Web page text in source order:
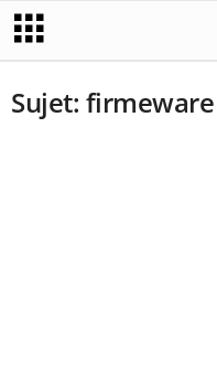
Sujet: firmeware